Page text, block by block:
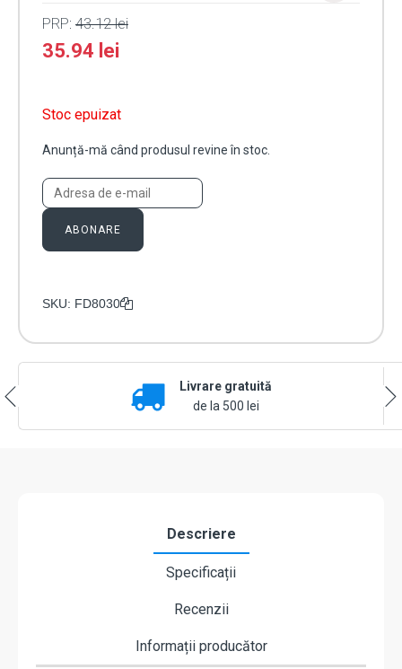
PRP: 43.12lei
35.94 lei
Stoc epuizat
Anunță-mă când produsul revine în stoc.
ABONARE
SKU: FD8030
Livrare gratuită
de la 500 lei
Descriere
Specificații
Recenzii
Informații producător